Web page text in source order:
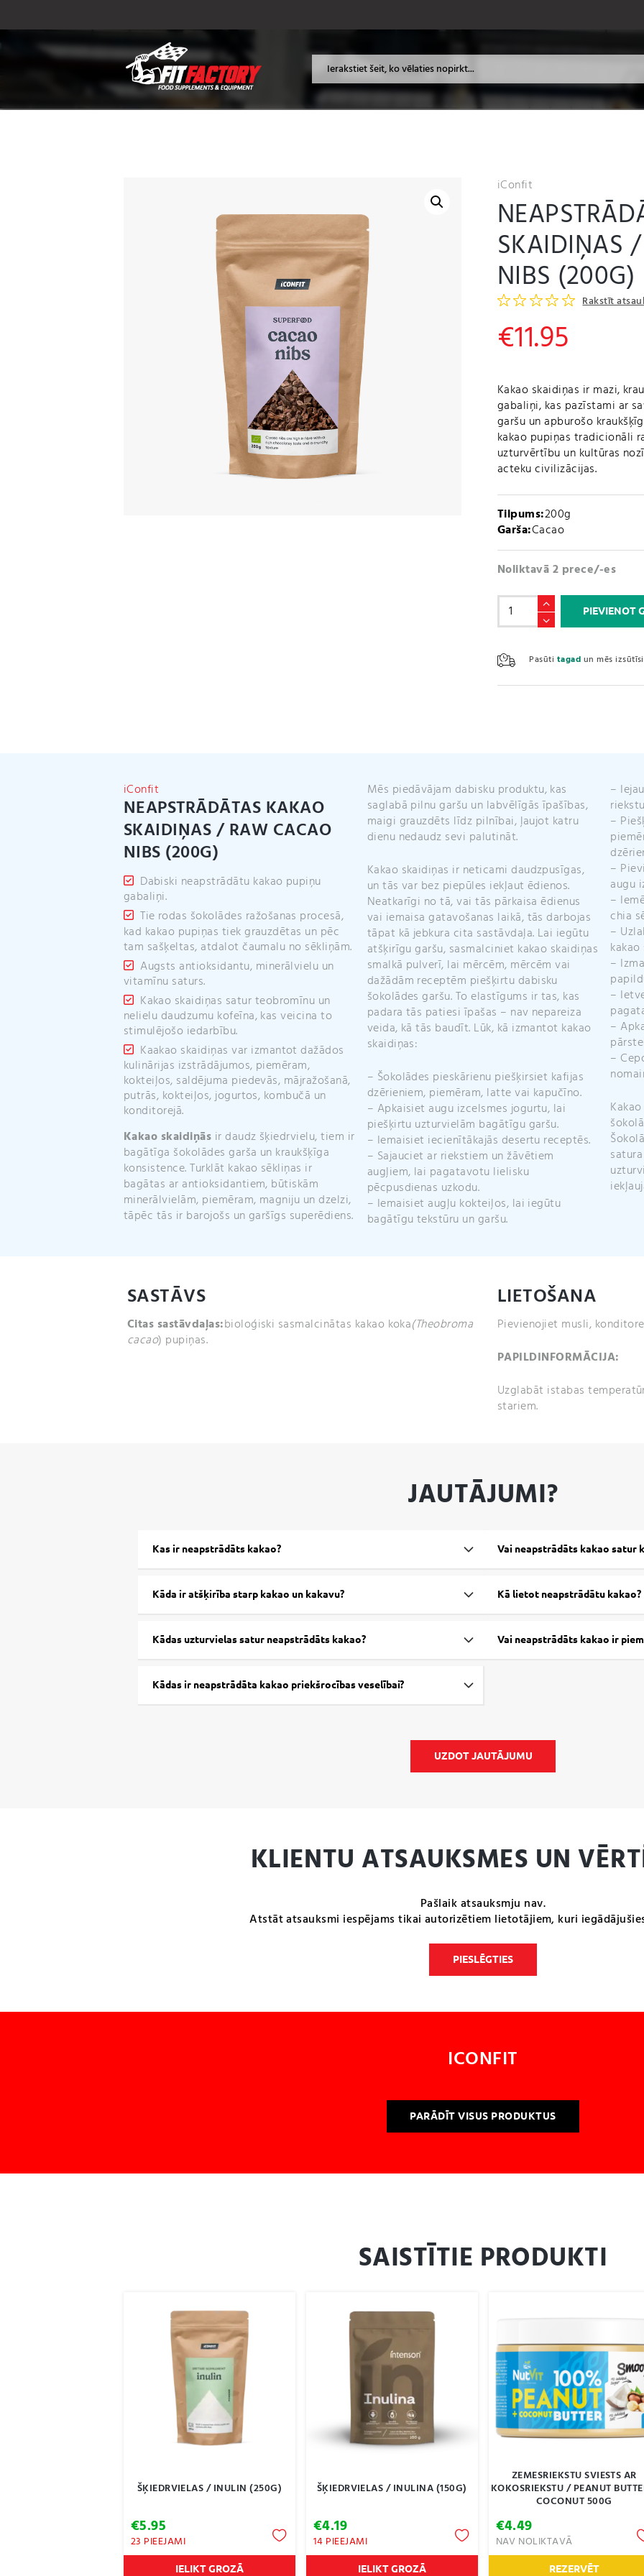
iConfit
SKAIDIŅAS
NIBS (200G)
Rakstīt
€11.95
Kakao skaidiņas ir mazi,
gabaliņi, kas pazīstami ar
garšu un apburošo
kakao pupiņas tradicionāli
uzturvērtību un kultūras
acteku civilizācijas.
Tilpums:200g
Garša:Cacao
Noliktavā 2 prece/-es
Neapstrādātas
Kakao
/
Raw
Cacao
PIEVIENOT
Pasūti tagad un mēs
iConfit
NEAPSTRĀDĀTAS KAKAO
SKAIDIŅAS / RAW CACAO
NIBS (200G)
Dabiski neapstrādātu kakao pupiņu
gabaliņi.
Tie rodas šokolādes ražošanas procesā,
kad kakao pupiņas tiek grauzdētas un pēc
tam sašķeltas, atdalot čaumalu no sēkliņām.
Augsts antioksidantu, minerālvielu un
vitamīnu saturs.
Kakao skaidiņas satur teobromīnu un
nelielu daudzumu kofeīna, kas veicina to
stimulējošo iedarbību.
Kaakao skaidiņas var izmantot dažādos
kulinārijas izstrādājumos, piemēram,
kokteiļos, saldējuma piedevās, mājražošanā,
putrās, kokteiļos, jogurtos, kombučā un
konditorejā.
Kakao skaidiņās ir daudz šķiedrvielu, tiem ir
bagātīga šokolādes garša un kraukšķīga
konsistence. Turklāt kakao sēkliņas ir
bagātas ar antioksidantiem, būtiskām
minerālvielām, piemēram, magniju un dzelzi,
tāpēc tās ir barojošs un garšīgs superēdiens.
Mēs piedāvājam dabisku produktu, kas
saglabā pilnu garšu un labvēlīgās īpašības,
maigi grauzdēts līdz pilnībai, ļaujot katru
dienu nedaudz sevi palutināt.
Kakao skaidiņas ir neticami daudzpusīgas,
un tās var bez piepūles iekļaut ēdienos.
Neatkarīgi no tā, vai tās pārkaisa ēdienus
vai iemaisa gatavošanas laikā, tās darbojas
tāpat kā jebkura cita sastāvdaļa. Lai iegūtu
atšķirīgu garšu, sasmalciniet kakao skaidiņas
smalkā pulverī, lai mērcēm, mērcēm vai
dažādām receptēm piešķirtu dabisku
šokolādes garšu. To elastīgums ir tas, kas
padara tās patiesi īpašas – nav nepareiza
veida, kā tās baudīt. Lūk, kā izmantot kakao
skaidiņas:
– Šokolādes pieskārienu piešķirsiet kafijas
dzērieniem, piemēram, latte vai kapučīno.
– Apkaisiet augu izcelsmes jogurtu, lai
piešķirtu uzturvielām bagātīgu garšu.
– Iemaisiet iecienītākajās desertu receptēs.
– Sajauciet ar riekstiem un žāvētiem
augļiem, lai pagatavotu lielisku
pēcpusdienas uzkodu.
– Iemaisiet augļu kokteiļos, lai iegūtu
bagātīgu tekstūru un garšu.
–
–
–
augu
–
chia
–
–
–
–
–
SASTĀVS
Citas sastāvdaļas:bioloģiski sasmalcinātas kakao koka(Theobroma
cacao) pupiņas.
LIETOŠANA
Pievienojiet musli,
PAPILDINFORMĀCIJA:
Uzglabāt istabas
stariem.
JAUTĀJUMI?
Kas ir neapstrādāts kakao?
Kāda ir atšķirība starp kakao un kakavu?
Kādas uzturvielas satur neapstrādāts kakao?
Kādas ir neapstrādāta kakao priekšrocības veselībai?
Vai neapstrādāts kakao satur
Kā lietot neapstrādātu kakao?
Vai neapstrādāts kakao ir
UZDOT JAUTĀJUMU
KLIENTU ATSAUKSMES UN
Pašlaik atsauksmju nav.
Atstāt atsauksmi iespējams tikai autorizētiem lietotājiem, kuri
PIESLĒGTIES
ICONFIT
PARĀDĪT VISUS PRODUKTUS
SAISTĪTIE PRODUKTI
ŠĶIEDRVIELAS / INULIN (250G)
€5.95
23 PIEEJAMI
IELIKT GROZĀ
ŠĶIEDRVIELAS / INULINA (150G)
€4.19
14 PIEEJAMI
IELIKT GROZĀ
ZEMESRIEKSTU SVIESTS AR
KOKOSRIEKSTU / PEANUT
COCONUT 500G
€4.49
NAV NOLIKTAVĀ
REZERVĒT